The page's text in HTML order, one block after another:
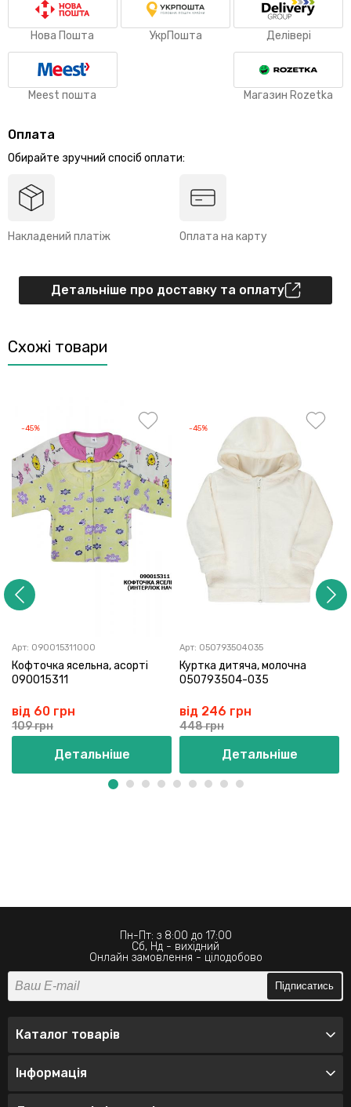
Нова Пошта УкрПошта Делівері
Meest пошта Магазин Rozetka
Оплата
Обирайте зручний спосіб оплати:
Накладений платіж Оплата на карту
Детальніше про доставку та оплату
Схожі товари
-45%
Арт: 090015311000
Кофточка ясельна, асорті
090015311
від 60 грн
109 грн
Детальніше
-45%
Арт: 050793504035
Куртка дитяча, молочна
050793504-035
від 246 грн
448 грн
Детальніше
Пн-Пт: з 8:00 до 17:00
Сб, Нд - вихідний
Онлайн замовлення - цілодобово
Підписатись
Каталог товарів
Інформація